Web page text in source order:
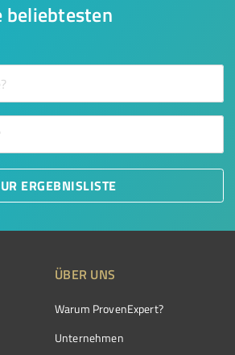
beliebtesten
ERGEBNISLISTE
ÜBER UNS
Warum ProvenExpert?
Unternehmen